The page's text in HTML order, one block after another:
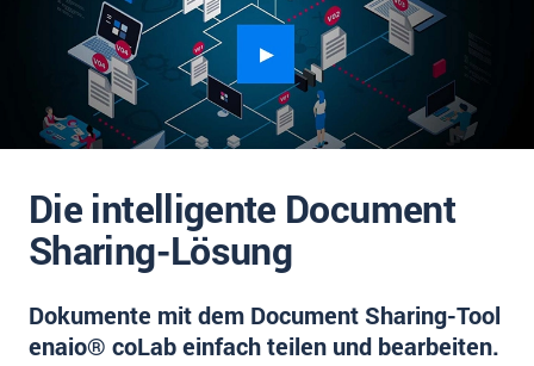
DMS Wissenszentrum
DMS News
Was ist DMS?
Offene Stellen bei CRM-Lieferanten
Über uns
DSGVO/GDPR
Die intelligente Document
Sharing-Lösung
Dokumente mit dem Document Sharing-Tool
enaio® coLab einfach teilen und bearbeiten.